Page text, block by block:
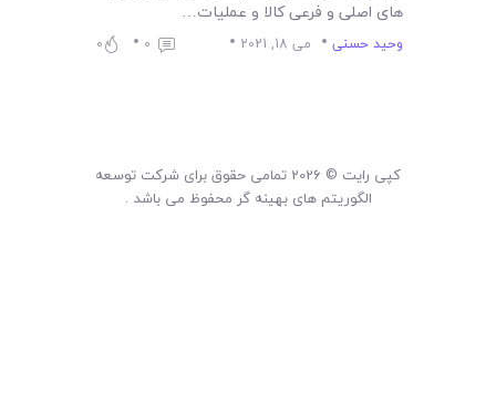
های اصلی و فرعی کالا و عملیات…
وحید حسنی می 18, 2021 0
0
کپی رایت © 2026 تمامی حقوق برای شرکت توسعه
الگوریتم های بهینه گر محفوظ می باشد .